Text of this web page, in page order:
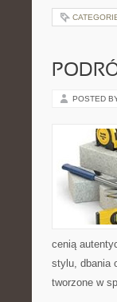
POSTED
cenią
stylu, dbania
tworzone w